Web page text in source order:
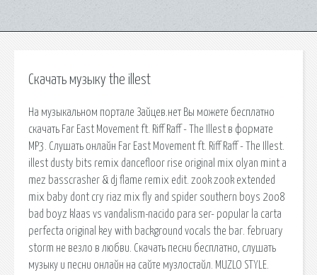
Скачать музыку the illest
На музыкальном портале Зайцев.нет Вы можете бесплатно
скачать Far East Movement ft. Riff Raff - The Illest в формате
MP3. Слушать онлайн Far East Movement ft. Riff Raff - The Illest.
illest dusty bits remix dancefloor rise original mix olyan mint a
mez basscrasher & dj flame remix edit. zook zook extended
mix baby dont cry riaz mix fly and spider southern boys 2oo8
bad boyz klaas vs vandalism-nacido para ser- popular la carta
perfecta original key with background vocals the bar. february
storm не везло в любви. Скачать песни бесплатно, слушать
музыку и песни онлайн на сайте музлостайл. MUZLO STYLE.